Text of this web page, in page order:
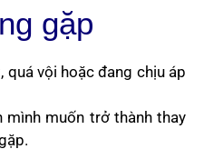
gặp
quá vội hoặc đang chịu áp
mình muốn trở thành thay